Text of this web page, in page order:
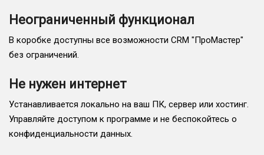
Неограниченный функционал
В коробке доступны все возможности CRM "ПроМастер"
без ограничений.
Не нужен интернет
Устанавливается локально на ваш ПК, сервер или хостинг.
Управляйте доступом к программе и не беспокойтесь о
конфиденциальности данных.